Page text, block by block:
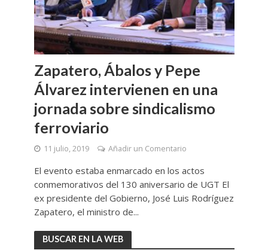
Zapatero, Ábalos y Pepe
Álvarez intervienen en una
jornada sobre sindicalismo
ferroviario
11 julio, 2019 Añadir un Comentario
El evento estaba enmarcado en los actos
conmemorativos del 130 aniversario de UGT El
ex presidente del Gobierno, José Luis Rodríguez
Zapatero, el ministro de...
BUSCAR EN LA WEB